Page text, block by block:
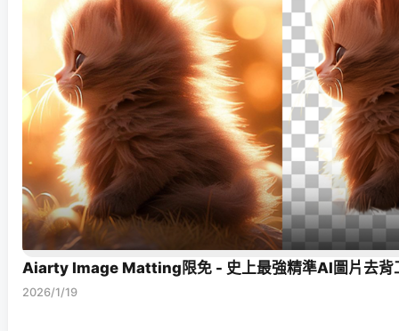
Aiarty Image Matting限免 - 史上最強精準AI圖片去背
2026/1/19